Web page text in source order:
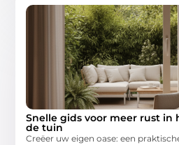
Snelle gids voor meer rust in
de tuin
Creëer uw eigen oase: een